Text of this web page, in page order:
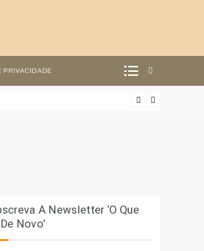
PRIVACIDADE
A Newsletter ‘O Que
Novo’